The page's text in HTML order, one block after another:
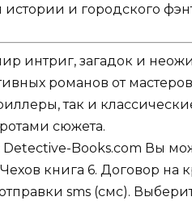
истории и городского
интриг, загадок и
романов от
так и
сюжета.
Books.com Вы
книга 6. Договор на
sms (смс).